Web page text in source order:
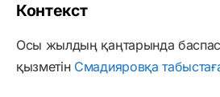
Контекст
Осы жылдың қаңтарында
қызметін Смадияровқа